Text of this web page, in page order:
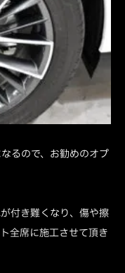
るので、お勧めのオプ
付き難くなり、傷や擦
全席に施工させて頂き